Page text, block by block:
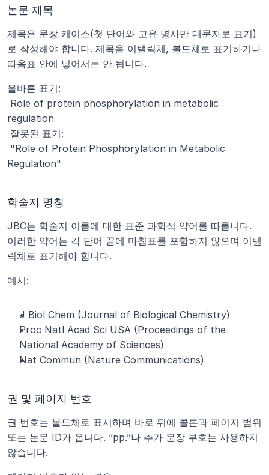
논문 제목
제목은 문장 케이스(첫 단어와 고유 명사만 대문자로 표기)
로 작성해야 합니다. 제목을 이탤릭체, 볼드체로 표기하거나
따옴표 안에 넣어서는 안 됩니다.
올바른 표기:
regulation
잘못된 표기:
Regulation"
학술지 명칭
JBC는 학술지 이름에 대한 표준 과학적 약어를 따릅니다.
이러한 약어는 각 단어 끝에 마침표를 포함하지 않으며 이탤
릭체로 표기해야 합니다.
예시:
J Biol Chem (Journal of Biological Chemistry)
Proc Natl Acad Sci USA (Proceedings of the
National Academy of Sciences)
Nat Commun (Nature Communications)
권 및 페이지 번호
권 번호는 볼드체로 표시하며 바로 뒤에 콜론과 페이지 범위
또는 논문 ID가 옵니다. “pp.”나 추가 문장 부호는 사용하지
않습니다.